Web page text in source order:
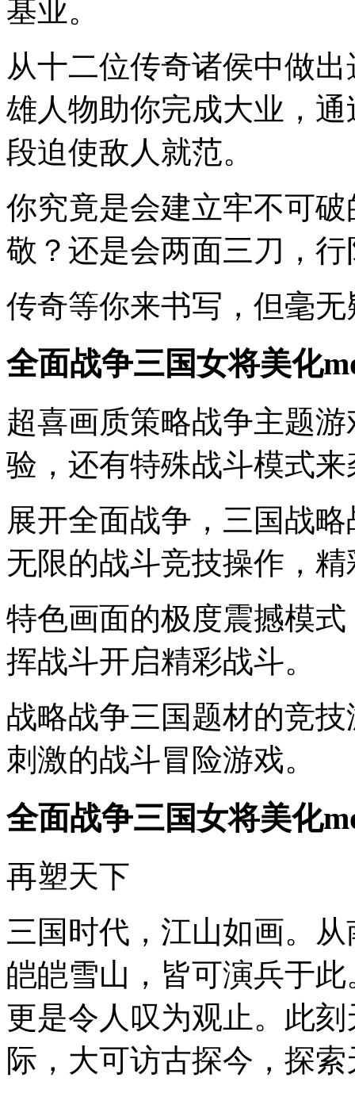
基业。
从十二位传奇诸侯中做
雄人物助你完成大业，
段迫使敌人就范。
你究竟是会建立牢不可
敬？还是会两面三刀，
传奇等你来书写，但毫
全面战争三国女将美化
超喜画质策略战争主题
验，还有特殊战斗模式来
展开全面战争，三国战
无限的战斗竞技操作，
特色画面的极度震撼模
挥战斗开启精彩战斗。
战略战争三国题材的竞
刺激的战斗冒险游戏。
全面战争三国女将美化
再塑天下
三国时代，江山如画。
皑皑雪山，皆可演兵于
更是令人叹为观止。此
际，大可访古探今，探